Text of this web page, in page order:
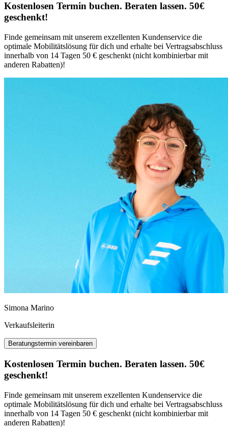
Kostenlosen Termin buchen. Beraten lassen. 50€
geschenkt!
Finde gemeinsam mit unserem exzellenten Kundenservice die
optimale Mobilitätslösung für dich und erhalte bei Vertragsabschluss
innerhalb von 14 Tagen 50 € geschenkt (nicht kombinierbar mit
anderen Rabatten)!
Simona Marino
Verkaufsleiterin
Beratungstermin vereinbaren
Kostenlosen Termin buchen. Beraten lassen. 50€
geschenkt!
Finde gemeinsam mit unserem exzellenten Kundenservice die
optimale Mobilitätslösung für dich und erhalte bei Vertragsabschluss
innerhalb von 14 Tagen 50 € geschenkt (nicht kombinierbar mit
anderen Rabatten)!